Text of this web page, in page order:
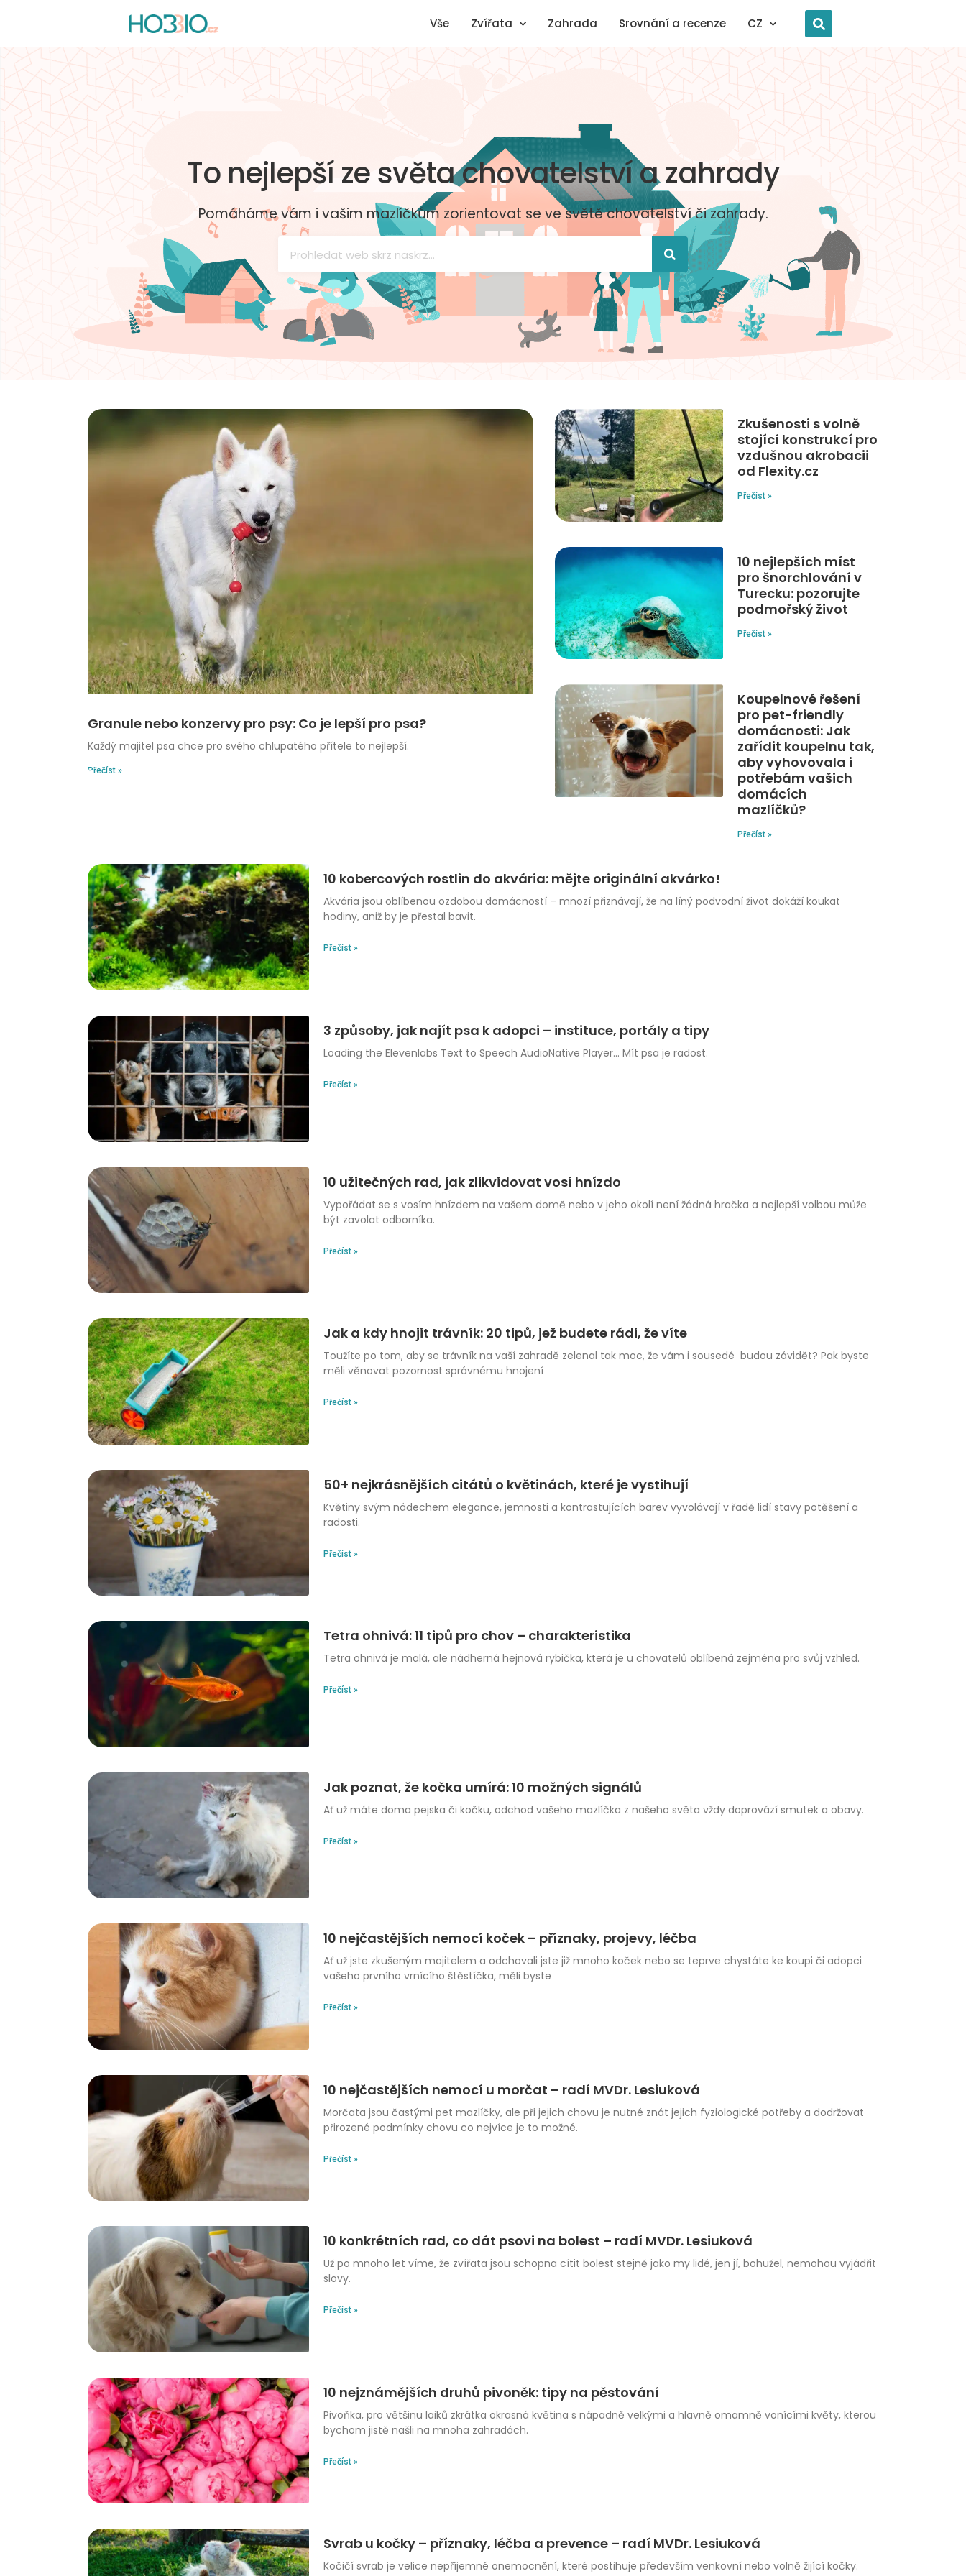
Vše Zvířata Zahrada Srovnání a recenze CZ
To nejlepší ze světa chovatelství a zahrady
Pomáháme vám i vašim mazlíčkům zorientovat se ve světě chovatelství či zahrady.
Granule nebo konzervy pro psy: Co je lepší pro psa?
Každý majitel psa chce pro svého chlupatého přítele to nejlepší.
Přečíst »
Zkušenosti s volně
stojící konstrukcí pro
vzdušnou akrobacii
od Flexity.cz
Přečíst »
10 nejlepších míst
pro šnorchlování v
Turecku: pozorujte
podmořský život
Přečíst »
Koupelnové řešení
pro pet-friendly
domácnosti: Jak
zařídit koupelnu tak,
aby vyhovovala i
potřebám vašich
domácích
mazlíčků?
Přečíst »
10 kobercových rostlin do akvária: mějte originální akvárko!
Akvária jsou oblíbenou ozdobou domácností – mnozí přiznávají, že na líný podvodní život dokáží koukat
hodiny, aniž by je přestal bavit.
Přečíst »
3 způsoby, jak najít psa k adopci – instituce, portály a tipy
Loading the Elevenlabs Text to Speech AudioNative Player… Mít psa je radost.
Přečíst »
10 užitečných rad, jak zlikvidovat vosí hnízdo
Vypořádat se s vosím hnízdem na vašem domě nebo v jeho okolí není žádná hračka a nejlepší volbou může
být zavolat odborníka.
Přečíst »
Jak a kdy hnojit trávník: 20 tipů, jež budete rádi, že víte
Toužíte po tom, aby se trávník na vaší zahradě zelenal tak moc, že vám i sousedé budou závidět? Pak byste
měli věnovat pozornost správnému hnojení
Přečíst »
50+ nejkrásnějších citátů o květinách, které je vystihují
Květiny svým nádechem elegance, jemnosti a kontrastujících barev vyvolávají v řadě lidí stavy potěšení a
radosti.
Přečíst »
Tetra ohnivá: 11 tipů pro chov – charakteristika
Tetra ohnivá je malá, ale nádherná hejnová rybička, která je u chovatelů oblíbená zejména pro svůj vzhled.
Přečíst »
Jak poznat, že kočka umírá: 10 možných signálů
Ať už máte doma pejska či kočku, odchod vašeho mazlíčka z našeho světa vždy doprovází smutek a obavy.
Přečíst »
10 nejčastějších nemocí koček – příznaky, projevy, léčba
Ať už jste zkušeným majitelem a odchovali jste již mnoho koček nebo se teprve chystáte ke koupi či adopci
vašeho prvního vrnícího štěstíčka, měli byste
Přečíst »
10 nejčastějších nemocí u morčat – radí MVDr. Lesiuková
Morčata jsou častými pet mazlíčky, ale při jejich chovu je nutné znát jejich fyziologické potřeby a dodržovat
přirozené podmínky chovu co nejvíce je to možné.
Přečíst »
10 konkrétních rad, co dát psovi na bolest – radí MVDr. Lesiuková
Už po mnoho let víme, že zvířata jsou schopna cítit bolest stejně jako my lidé, jen jí, bohužel, nemohou vyjádřit
slovy.
Přečíst »
10 nejznámějších druhů pivoněk: tipy na pěstování
Pivoňka, pro většinu laiků zkrátka okrasná květina s nápadně velkými a hlavně omamně vonícími květy, kterou
bychom jistě našli na mnoha zahradách.
Přečíst »
Svrab u kočky – příznaky, léčba a prevence – radí MVDr. Lesiuková
Kočičí svrab je velice nepříjemné onemocnění, které postihuje především venkovní nebo volně žijící kočky.